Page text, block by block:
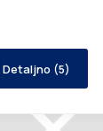
Detaljno (5)